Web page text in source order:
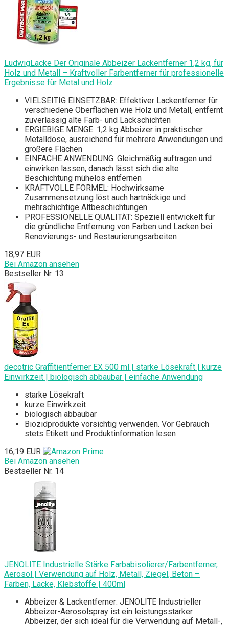
LudwigLacke Der Originale Abbeizer Lackentferner 1,2 kg, für
Holz und Metall – Kraftvoller Farbentferner für professionelle
Ergebnisse für Metal und Holz
VIELSEITIG EINSETZBAR: Effektiver Lackentferner für
verschiedene Oberflächen wie Holz und Metall, entfernt
zuverlässig alte Farb- und Lackschichten
ERGIEBIGE MENGE: 1,2 kg Abbeizer in praktischer
Metalldose, ausreichend für mehrere Anwendungen und
größere Flächen
EINFACHE ANWENDUNG: Gleichmäßig auftragen und
einwirken lassen, danach lässt sich die alte
Beschichtung mühelos entfernen
KRAFTVOLLE FORMEL: Hochwirksame
Zusammensetzung löst auch hartnäckige und
mehrschichtige Altbeschichtungen
PROFESSIONELLE QUALITÄT: Speziell entwickelt für
die gründliche Entfernung von Farben und Lacken bei
Renovierungs- und Restaurierungsarbeiten
18,97 EUR
Bei Amazon ansehen
Bestseller Nr. 13
decotric Graffitientferner EX 500 ml | starke Lösekraft | kurze
Einwirkzeit | biologisch abbaubar | einfache Anwendung
starke Lösekraft
kurze Einwirkzeit
biologisch abbaubar
Biozidprodukte vorsichtig verwenden. Vor Gebrauch
stets Etikett und Produktinformation lesen
16,19 EUR
Bei Amazon ansehen
Bestseller Nr. 14
JENOLITE Industrielle Stärke Farbabisolierer/Farbentferner,
Aerosol | Verwendung auf Holz, Metall, Ziegel, Beton –
Farben, Lacke, Klebstoffe | 400ml
Abbeizer & Lackentferner: JENOLITE Industrieller
Abbeizer-Aerosolspray ist ein leistungsstarker
Abbeizer, der sich ideal für die Verwendung auf Metall-,